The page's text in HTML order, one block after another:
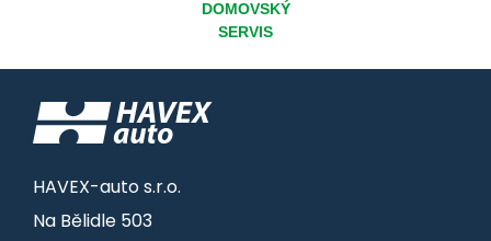
DOMOVSKÝ
SERVIS
HAVEX-auto s.r.o.
Na Bělidle 503